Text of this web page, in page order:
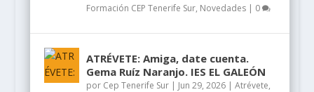
Formación CEP Tenerife Sur, Novedades| 0
ATRÉVETE: Amiga, date cuenta.
Gema Ruíz Naranjo. IES EL GALEÓN
por Cep Tenerife Sur| Jun 29, 2026| Atrévete,